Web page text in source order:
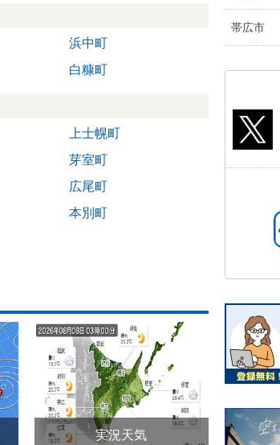
浜中町
白糠町
上士幌町
芽室町
広尾町
本別町
実況天気
帯広市